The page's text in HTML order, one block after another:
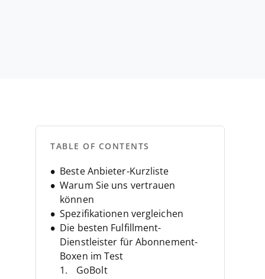
TABLE OF CONTENTS
Beste Anbieter-Kurzliste
Warum Sie uns vertrauen
können
Spezifikationen vergleichen
Die besten Fulfillment-
Dienstleister für Abonnement-
Boxen im Test
GoBolt